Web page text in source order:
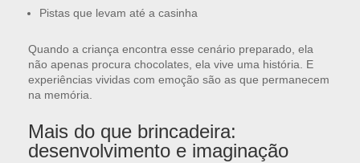
Pistas que levam até a casinha
Quando a criança encontra esse cenário preparado, ela
não apenas procura chocolates, ela vive uma história. E
experiências vividas com emoção são as que permanecem
na memória.
Mais do que brincadeira:
desenvolvimento e imaginação